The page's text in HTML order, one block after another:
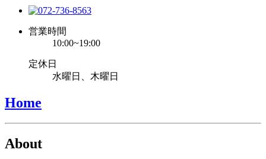
営業時間
10:00~19:00
定休日
水曜日、木曜日
Home
About